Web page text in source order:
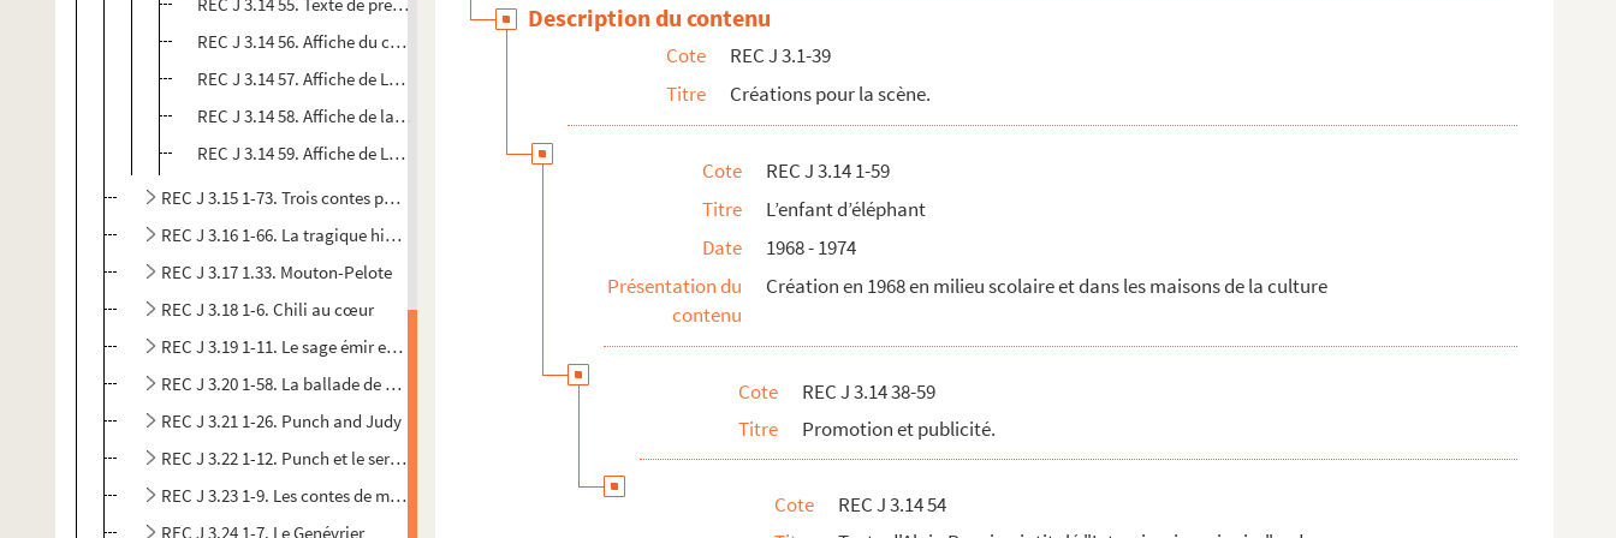
REC J 3.14 56. Affiche du comité d'entreprise Kodak-Pathé annonçant L'enfant d'éléphant, s.d.
REC J 3.14 57. Affiche de La comédie de Caen annonçant L'enfant d'éléphant, s.d.
REC J 3.14 58. Affiche de la Maison de la culture de Valence annonçant L'enfant d'éléphant, s.d.
REC J 3.14 59. Affiche de La comédie de Saint-Étienne annonçant L'enfant d'éléphant, s.d.
REC J 3.15 1-73. Trois contes populaires chinois
REC J 3.16 1-66. La tragique histoire et la fin lamentable du docteur Faust
REC J 3.17 1.33. Mouton-Pelote
REC J 3.18 1-6. Chili au cœur
REC J 3.19 1-11. Le sage émir et l’oiseau ocellé
REC J 3.20 1-58. La ballade de Mister Punch
REC J 3.21 1-26. Punch and Judy
REC J 3.22 1-12. Punch et le serpent arc-en-ciel
REC J 3.23 1-9. Les contes de ma charrette
REC J 3.24 1-7. Le Genévrier
Description du contenu
Cote
REC J 3.1-39
Titre
Créations pour la scène.
Cote
REC J 3.14 1-59
Titre
L’enfant d’éléphant
Date
1968 - 1974
Présentation du
contenu
Création en 1968 en milieu scolaire et dans les maisons de la culture
Cote
REC J 3.14 38-59
Titre
Promotion et publicité.
Cote
REC J 3.14 54